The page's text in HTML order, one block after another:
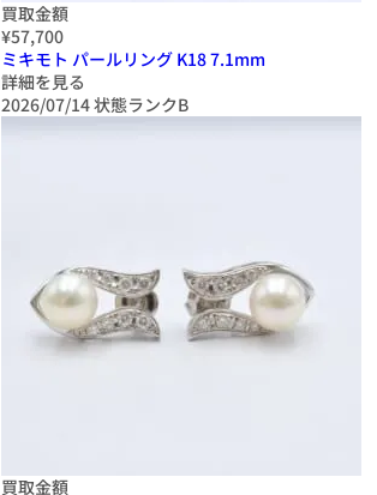
買取金額
¥57,700
ミキモト パールリング K18 7.1mm
詳細を見る
2026/07/14状態ランクB
買取金額